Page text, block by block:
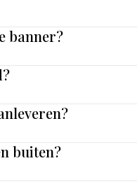
banner?
buiten?